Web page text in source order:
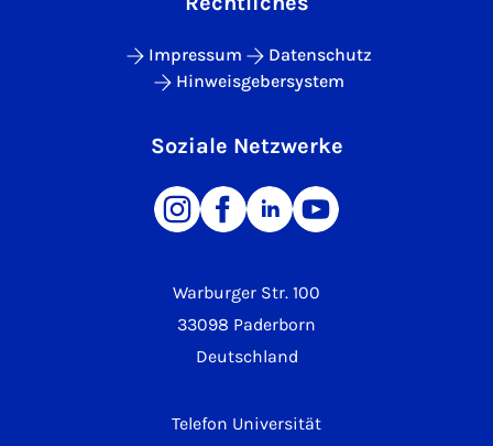
Warburger Str. 100
33098 Paderborn
Deutschland
Telefon Universität
Impressum
Datenschutz
Hinweisgebersystem
Soziale Netzwerke